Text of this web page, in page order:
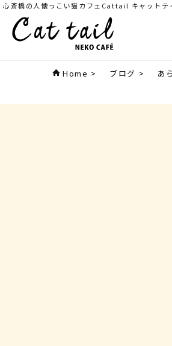
心斎橋の人懐っこい猫カフェCattail キャットテ
Home > ブログ > あ